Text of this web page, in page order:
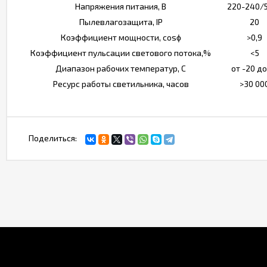
Напряжения питания, В
220-240/
Пылевлагозащита, IP
20
Коэффициент мощности, cosϕ
>0,9
Коэффициент пульсации светового потока,%
<5
Диапазон рабочих температур, С
от -20
Ресурс работы светильника, часов
>30
Поделиться: